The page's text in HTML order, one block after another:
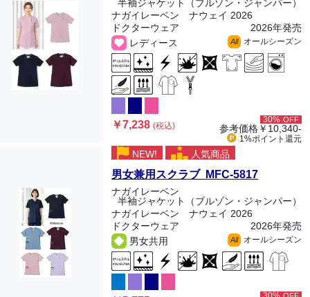
半袖ジャケット（ブルゾン・ジャンパー）
ナガイレーベン ナウェイ 2026
ドクターウェア
2026年発売
レディース
All オールシーズン
￥7,238(税込)
30% OFF
参考価格￥10,340-
1%ポイント 還元
NEW! 人気商品
男女兼用スクラブ MFC-5817
ナガイレーベン
半袖ジャケット（ブルゾン・ジャンパー）
ナガイレーベン ナウェイ 2026
ドクターウェア
2026年発売
男女共用
All オールシーズン